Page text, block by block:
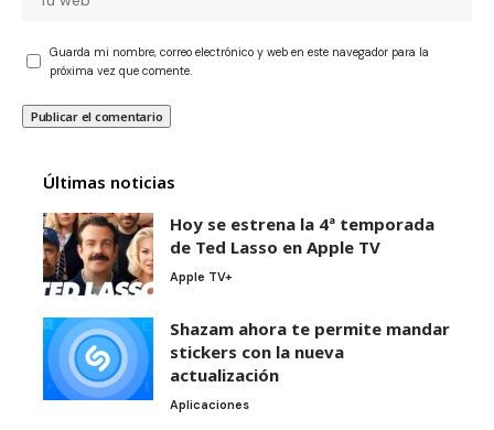
Guarda mi nombre, correo electrónico y web en este navegador para la
próxima vez que comente.
Últimas noticias
Hoy se estrena la 4ª temporada
de Ted Lasso en Apple TV
Apple TV+
Shazam ahora te permite mandar
stickers con la nueva
actualización
Aplicaciones